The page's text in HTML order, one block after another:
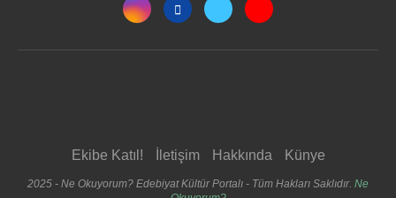
Ekibe Katıl! İletişim Hakkında Künye
2025 - Ne Okuyorum? Edebiyat Kültür Portalı - Tüm Hakları Saklıdır. Ne